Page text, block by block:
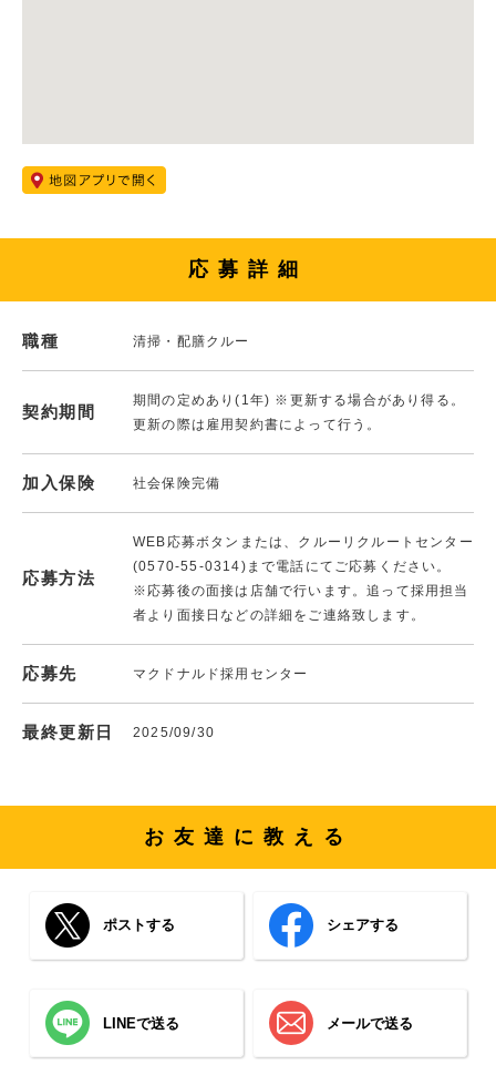
応募詳細
職種 清掃・配膳クルー
契約期間
期間の定めあり(1年) ※更新する場合があり得る。
更新の際は雇用契約書によって行う。
加入保険 社会保険完備
応募方法
WEB応募ボタンまたは、クルーリクルートセンター
(0570-55-0314)まで電話にてご応募ください。
※応募後の面接は店舗で行います。追って採用担当
者より面接日などの詳細をご連絡致します。
応募先 マクドナルド採用センター
最終更新日 2025/09/30
お友達に教える
ポストする シェアする
LINEで送る メールで送る